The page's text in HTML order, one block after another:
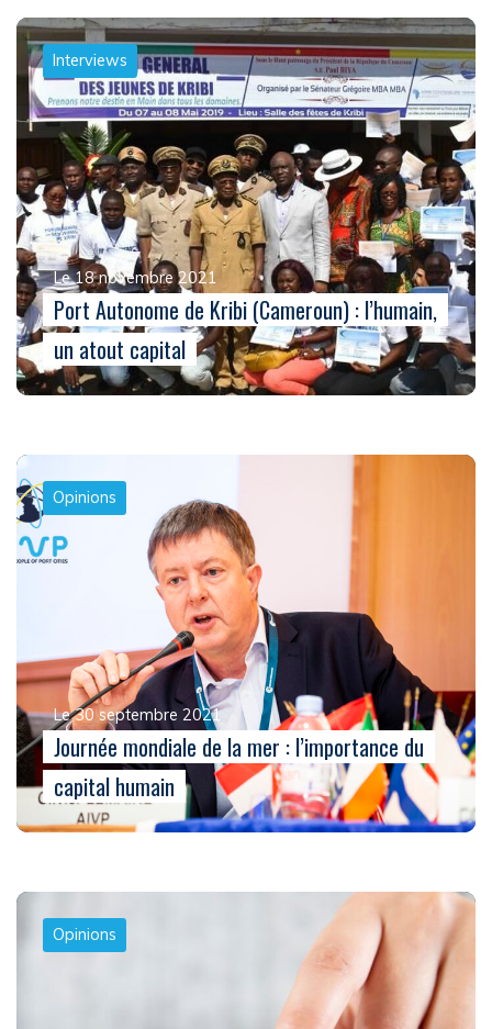
Interviews
Le 18 novembre 2021
Port Autonome de Kribi (Cameroun) : l’humain,
un atout capital
Opinions
Le 30 septembre 2021
Journée mondiale de la mer : l’importance du
capital humain
Opinions